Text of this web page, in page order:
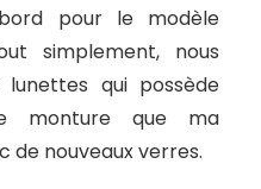
pour le modèle
simplement, nous
qui possède
monture que ma
de nouveaux verres.